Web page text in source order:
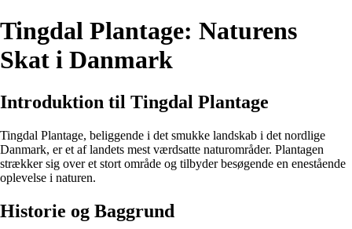
Tingdal Plantage: Naturens
Skat i Danmark
Introduktion til Tingdal Plantage
Tingdal Plantage, beliggende i det smukke landskab i det nordlige
Danmark, er et af landets mest værdsatte naturområder. Plantagen
strækker sig over et stort område og tilbyder besøgende en enestående
oplevelse i naturen.
Historie og Baggrund